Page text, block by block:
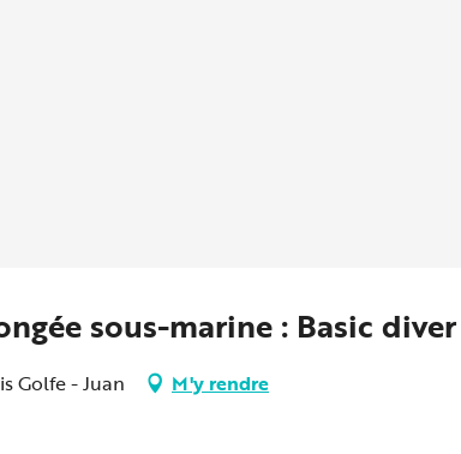
sous-marine : Basic diver
Golfe - Juan M'y rendre